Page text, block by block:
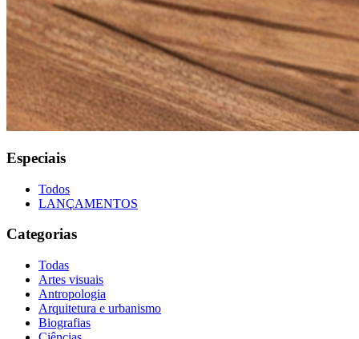
Especiais
Todos
LANÇAMENTOS
Categorias
Todas
Artes visuais
Antropologia
Arquitetura e urbanismo
Biografias